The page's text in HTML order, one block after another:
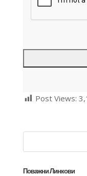
Post Views:
Поважни Линкови